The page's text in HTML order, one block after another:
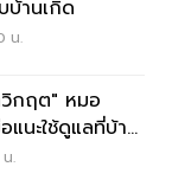
บ้านเกิด
น.
กฤต" หมอ
นะใช้ดูแลที่บ้าน
.